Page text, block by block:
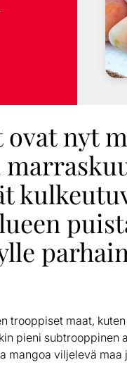
ovat nyt
trooppiset maat,
pieni subtrooppinen
mangoa viljelevä maa